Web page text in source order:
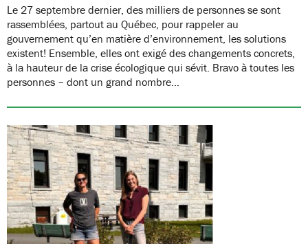
Le 27 septembre dernier, des milliers de personnes se sont
rassemblées, partout au Québec, pour rappeler au
gouvernement qu’en matière d’environnement, les solutions
existent! Ensemble, elles ont exigé des changements concrets,
à la hauteur de la crise écologique qui sévit. Bravo à toutes les
personnes – dont un grand nombre…